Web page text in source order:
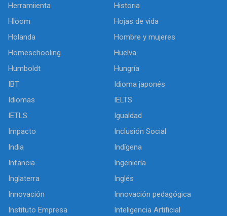
Herramiienta
Historia
Hloom
Hojas de vida
Holanda
Hombre y mujeres
Homeschooling
Huelva
Humboldt
Hungría
IBT
Idioma japonés
Idiomas
IELTS
IETLS
Igualdad
Impacto
Inclusión Social
India
Indígena
Infancia
Ingeniería
Inglaterra
Inglés
Innovación
Innovación pedagógica
Instituto Empresa
Inteligencia Artificial